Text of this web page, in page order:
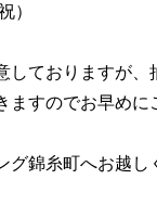
）
ておりますが、
ますのでお早めに
錦糸町へお越し